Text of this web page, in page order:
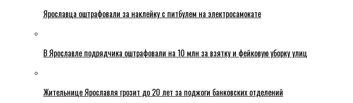
Ярославца оштрафовали за наклейку с питбулем на электросамокате
В Ярославле подрядчика оштрафовали на 10 млн за взятку и фейковую уборку улиц
Жительнице Ярославля грозит до 20 лет за поджоги банковских отделений